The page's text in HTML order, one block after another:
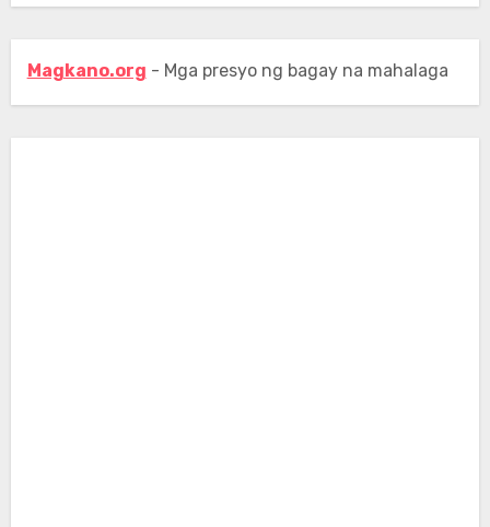
Magkano.org - Mga presyo ng bagay na mahalaga